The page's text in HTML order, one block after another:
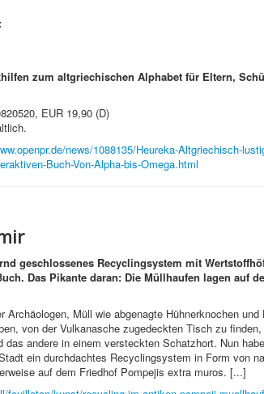
zum altgriechischen Alphabet für Eltern,
EUR 19,90 (D)
news/1088135/Heureka-Altgriechisch-
Buch-Von-Alpha-bis-Omega.html
geschlossenes Recyclingsystem mit
Das Pikante daran: Die Müllhaufen lagen auf
Archäologen, Müll wie abgenagte Hühnerknochen und
von der Vulkanasche zugedeckten Tisch zu
andere in einem versteckten Schatzhort. Nun
ein durchdachtes Recyclingsystem in Form von
auf dem Friedhof Pompejis extra muros. [...]